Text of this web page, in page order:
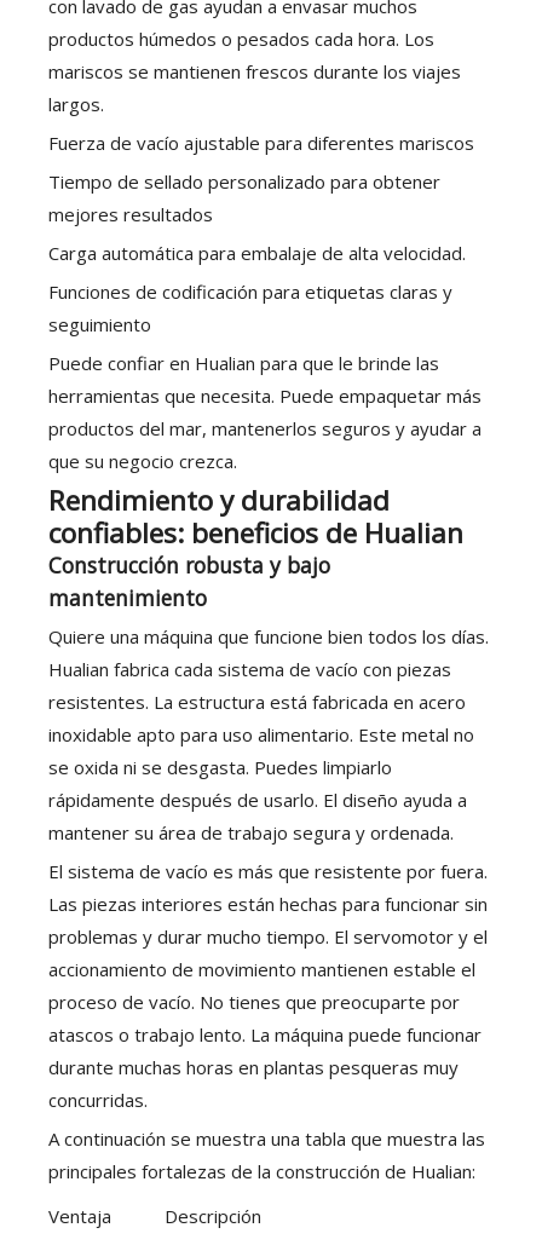
con lavado de gas ayudan a envasar muchos
productos húmedos o pesados ​​cada hora. Los
mariscos se mantienen frescos durante los viajes
largos.
Fuerza de vacío ajustable para diferentes mariscos
Tiempo de sellado personalizado para obtener
mejores resultados
Carga automática para embalaje de alta velocidad.
Funciones de codificación para etiquetas claras y
seguimiento
Puede confiar en Hualian para que le brinde las
herramientas que necesita. Puede empaquetar más
productos del mar, mantenerlos seguros y ayudar a
que su negocio crezca.
Rendimiento y durabilidad
confiables: beneficios de Hualian
Construcción robusta y bajo
mantenimiento
Quiere una máquina que funcione bien todos los días.
Hualian fabrica cada sistema de vacío con piezas
resistentes. La estructura está fabricada en acero
inoxidable apto para uso alimentario. Este metal no
se oxida ni se desgasta. Puedes limpiarlo
rápidamente después de usarlo. El diseño ayuda a
mantener su área de trabajo segura y ordenada.
El sistema de vacío es más que resistente por fuera.
Las piezas interiores están hechas para funcionar sin
problemas y durar mucho tiempo. El servomotor y el
accionamiento de movimiento mantienen estable el
proceso de vacío. No tienes que preocuparte por
atascos o trabajo lento. La máquina puede funcionar
durante muchas horas en plantas pesqueras muy
concurridas.
A continuación se muestra una tabla que muestra las
principales fortalezas de la construcción de Hualian:
Ventaja
Descripción